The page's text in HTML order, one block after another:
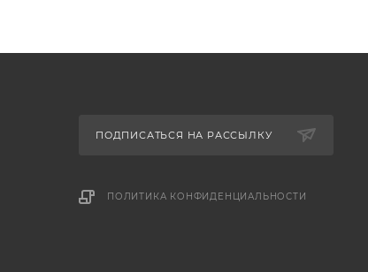
ПОДПИСАТЬСЯ НА РАССЫЛКУ
ПОЛИТИКА КОНФИДЕНЦИАЛЬНОСТИ